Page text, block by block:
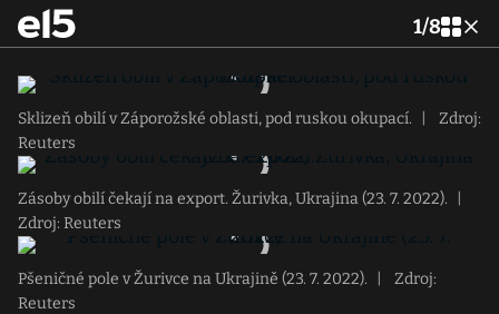
1/8
Sklizeň obilí v Záporožské oblasti, pod ruskou okupací.
Zdroj:
Reuters
Zásoby obilí čekají na export. Žurivka, Ukrajina (23. 7. 2022).
Zdroj: Reuters
Pšeničné pole v Žurivce na Ukrajině (23. 7. 2022).
Zdroj:
Reuters